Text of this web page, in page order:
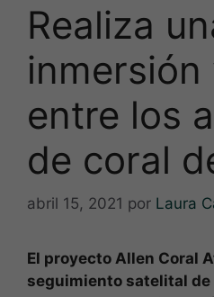
Realiza
inmersión
entre los
de coral
abril 15, 2021 por Laura
El proyecto Allen Coral
seguimiento satelital de